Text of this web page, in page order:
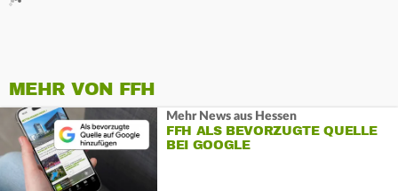
MEHR VON FFH
Mehr News aus Hessen
FFH ALS BEVORZUGTE QUELLE
BEI GOOGLE